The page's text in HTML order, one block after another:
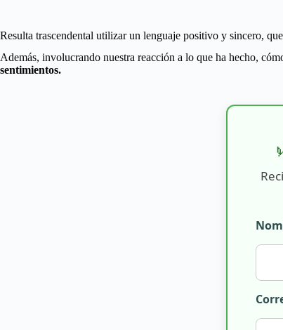
Resulta trascendental utilizar un lenguaje positivo y sincero,
Además, involucrando nuestra reacción a lo que ha hecho,
sentimientos.